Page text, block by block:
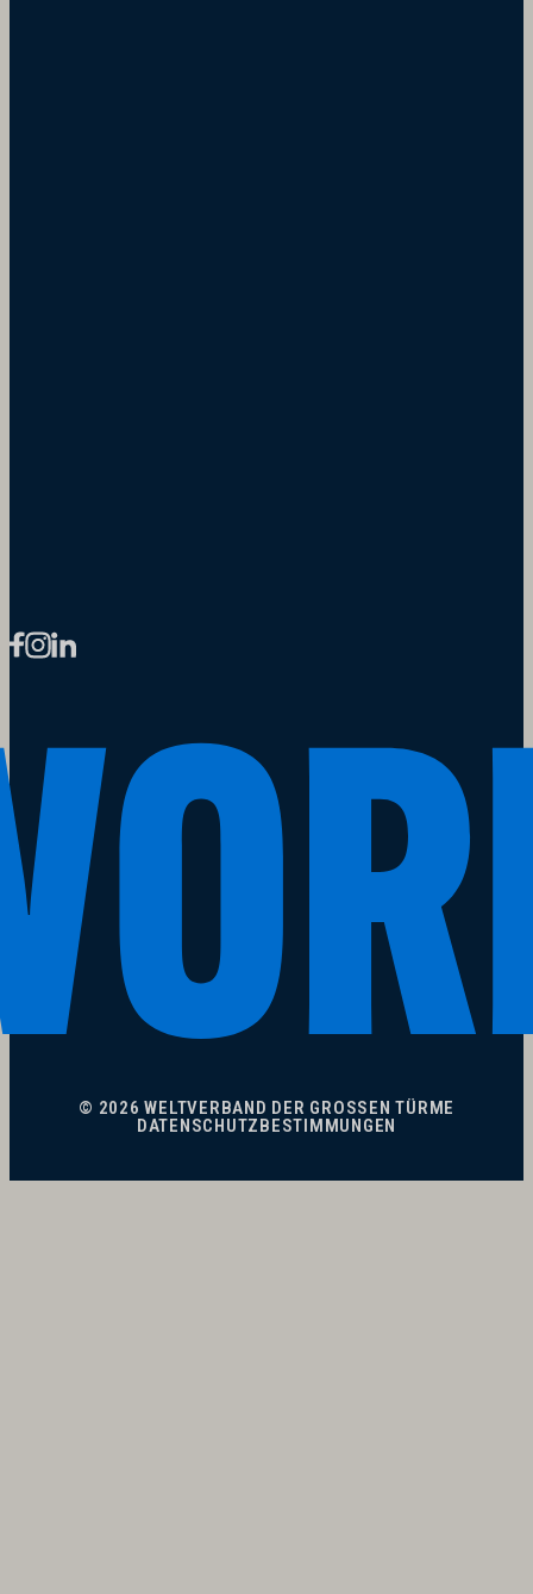
© 2026 WELTVERBAND DER GROSSEN TÜRME
DATENSCHUTZBESTIMMUNGEN